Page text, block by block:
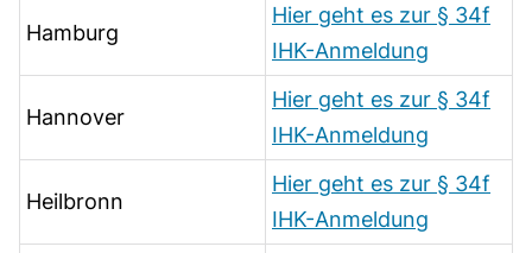
Hamburg
Hier geht es zur § 34f
IHK-Anmeldung
Hannover
Hier geht es zur § 34f
IHK-Anmeldung
Heilbronn
Hier geht es zur § 34f
IHK-Anmeldung